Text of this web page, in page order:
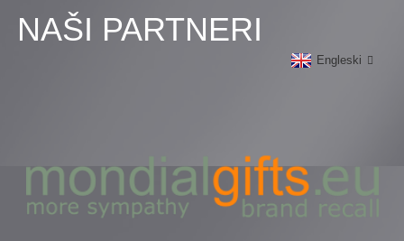
NAŠI PARTNERI
Engleski